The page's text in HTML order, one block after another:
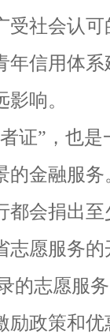
受社会认
年信用体
响。
证”，也
的金融服
会捐出
志愿服务的
的志愿服
励政策和